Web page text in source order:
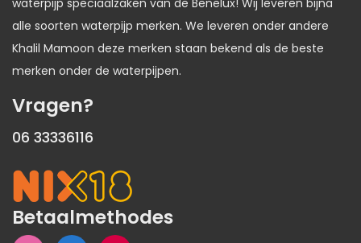
alle soorten waterpijp merken. We leveren onder andere
Khalil Mamoon deze merken staan bekend als de beste
merken onder de waterpijpen.
Vragen?
06 33336116
Betaalmethodes